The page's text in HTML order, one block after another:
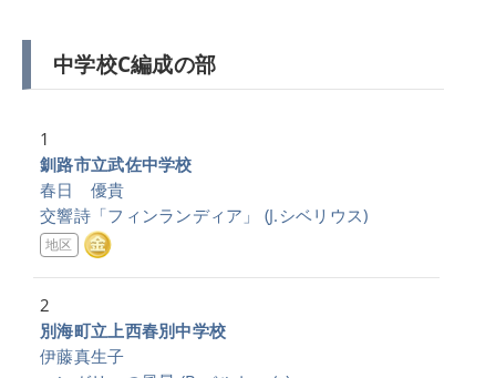
中学校C編成の部
1
釧路市立武佐中学校
春日 優貴
交響詩「フィンランディア」
(J.シベリウス)
地区
2
別海町立上西春別中学校
伊藤真生子